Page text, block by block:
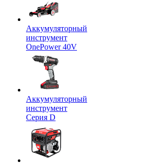
Аккумуляторный
инструмент
OnePower 40V
Аккумуляторный
инструмент
Серия D